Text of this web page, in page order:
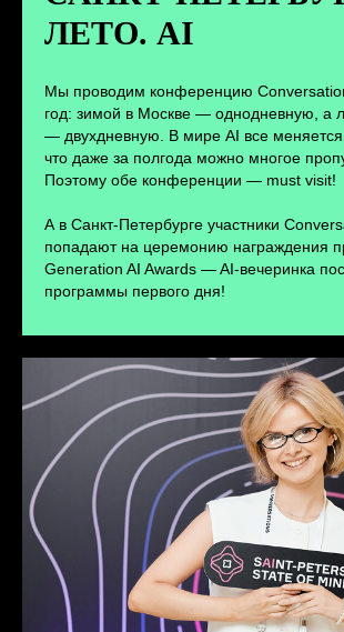
ЛЕТО. AI
Мы проводим конференцию
год: зимой в Москве — однодневную, а
— двухдневную. В мире AI все меняется
что даже за полгода можно многое
Поэтому обе конференции — must visit!
А в Санкт-Петербурге участники
попадают на церемонию награждения
Generation AI Awards — AI-вечеринка
программы первого дня!